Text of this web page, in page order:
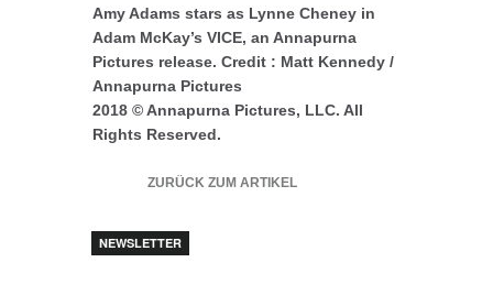
Amy Adams stars as Lynne Cheney in
Adam McKay’s VICE, an Annapurna
Pictures release. Credit : Matt Kennedy /
Annapurna Pictures
2018 © Annapurna Pictures, LLC. All
Rights Reserved.
ZURÜCK ZUM ARTIKEL
NEWSLETTER